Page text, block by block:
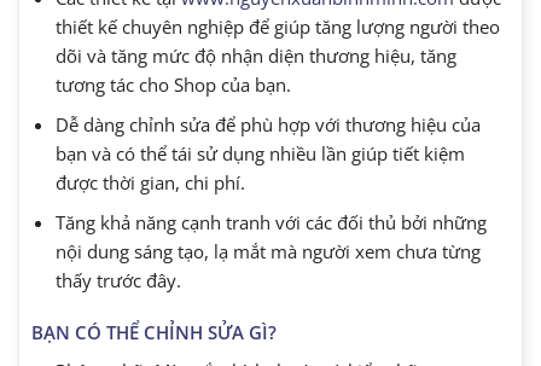
thiết kế chuyên nghiệp để giúp tăng lượng người theo
dõi và tăng mức độ nhận diện thương hiệu, tăng
tương tác cho Shop của bạn.
Dễ dàng chỉnh sửa để phù hợp với thương hiệu của
bạn và có thể tái sử dụng nhiều lần giúp tiết kiệm
được thời gian, chi phí.
Tăng khả năng cạnh tranh với các đối thủ bởi những
nội dung sáng tạo, lạ mắt mà người xem chưa từng
thấy trước đây.
BẠN CÓ THỂ CHỈNH SỬA GÌ?